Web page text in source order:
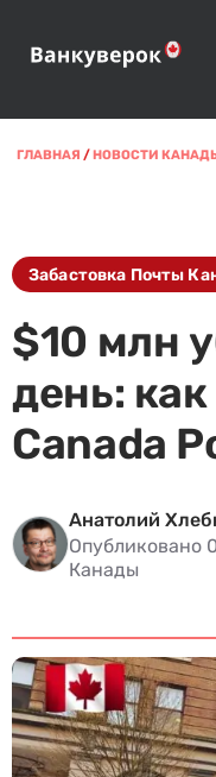
ГЛАВНАЯ /НОВОСТИ
Забастовка Почты
$10 млн
день:
Canada
Анатолий
Опубликовано
Канады